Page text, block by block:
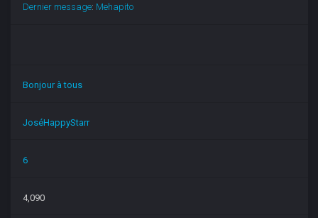
Dernier message: Mehapito
Bonjour à tous
JoséHappyStarr
6
4,090